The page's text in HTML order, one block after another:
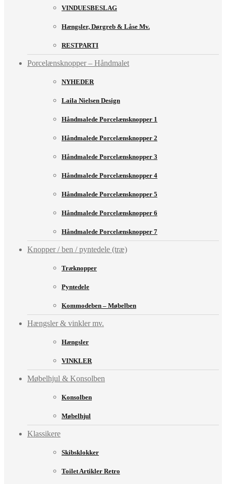
VINDUESBESLAG
Hængsler, Dørgreb & Låse Mv.
RESTPARTI
Porcelænsknopper – Håndmalet
NYHEDER
Laila Nielsen Design
Håndmalede Porcelænsknopper 1
Håndmalede Porcelænsknopper 2
Håndmalede Porcelænsknopper 3
Håndmalede Porcelænsknopper 4
Håndmalede Porcelænsknopper 5
Håndmalede Porcelænsknopper 6
Håndmalede Porcelænsknopper 7
Knopper / ben / pyntedele (træ)
Træknopper
Pyntedele
Kommodeben – Møbelben
Hængsler & vinkler mv.
Hængsler
VINKLER
Møbelhjul & Konsolben
Konsolben
Møbelhjul
Klassikere
Skibsklokker
Toilet Artikler Retro